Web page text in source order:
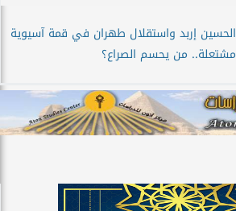
الحسين إربد واستقلال طهران في قمة آسيوية
مشتعلة.. من يحسم الصراع؟